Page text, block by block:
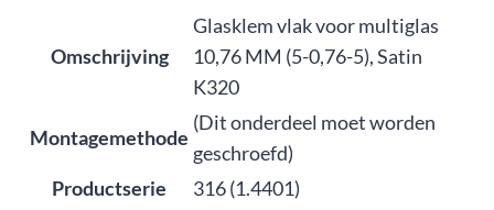
Omschrijving
Glasklem vlak voor multiglas
10,76 MM (5-0,76-5), Satin
K320
Montagemethode
(Dit onderdeel moet worden
geschroefd)
Productserie
316 (1.4401)